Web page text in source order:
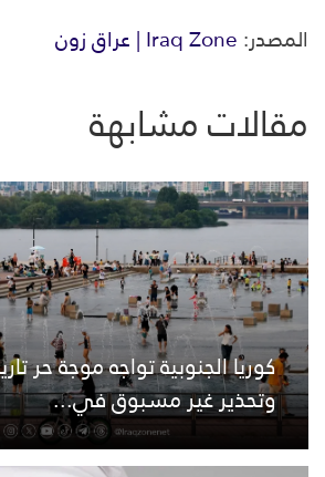
المصدر:Iraq Zone | عراق زون
مقالات مشابهة
وتحذير غير مسبوق في...